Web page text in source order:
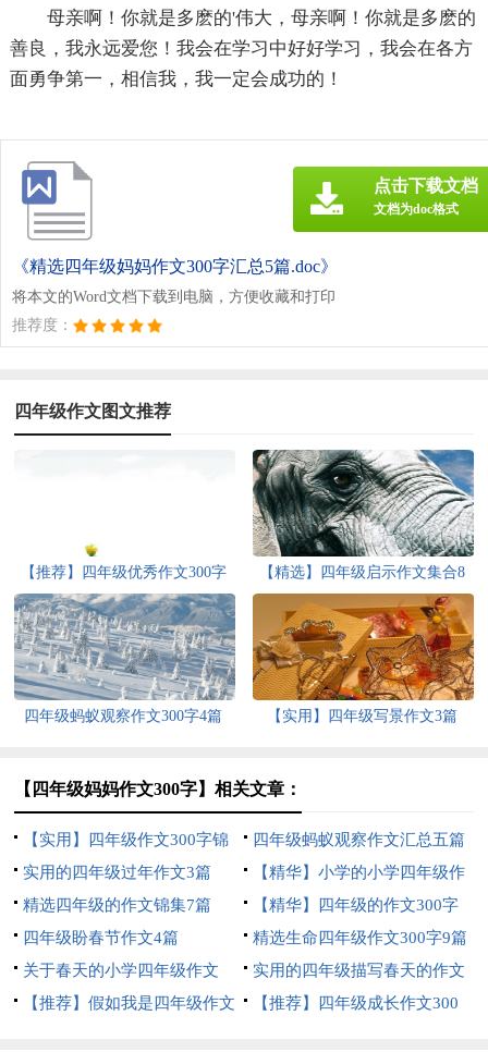
母亲啊！你就是多麽的'伟大，母亲啊！你就是多麽的
善良，我永远爱您！我会在学习中好好学习，我会在各方
面勇争第一，相信我，我一定会成功的！
《精选四年级妈妈作文300字汇总5篇.doc》
将本文的Word文档下载到电脑，方便收藏和打印
推荐度：
点击下载文档
文档为doc格式
四年级作文图文推荐
【推荐】四年级优秀作文300字
汇编9篇
【精选】四年级启示作文集合8
篇
四年级蚂蚁观察作文300字4篇 【实用】四年级写景作文3篇
【四年级妈妈作文300字】相关文章：
【实用】四年级作文300字锦
集5篇
四年级蚂蚁观察作文汇总五篇
实用的四年级过年作文3篇
【精华】小学的小学四年级作
文1200字集锦7篇
精选四年级的作文锦集7篇
【精华】四年级的作文300字
合集九篇
四年级盼春节作文4篇
精选生命四年级作文300字9篇
关于春天的小学四年级作文
400字8篇
实用的四年级描写春天的作文
合集六篇
【推荐】假如我是四年级作文
【推荐】四年级成长作文300